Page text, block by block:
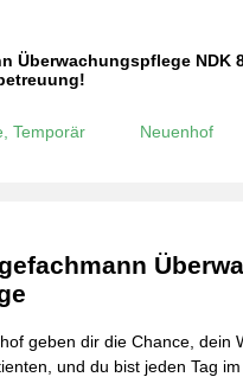
Überwachungspflege NDK
Temporär Neuenhof
geben dir die Chance, dein
und du bist jeden Tag